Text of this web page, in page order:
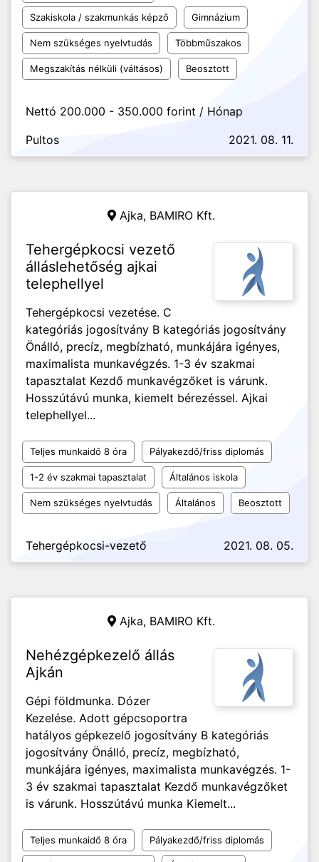
Szakiskola / szakmunkás képző Gimnázium
Nem szükséges nyelvtudás Többműszakos
Megszakítás nélküli (váltásos) Beosztott
Nettó 200.000 - 350.000 forint / Hónap
Pultos
2021. 08. 11.
Ajka, BAMIRO Kft.
Tehergépkocsi vezető
álláslehetőség ajkai
telephellyel
Tehergépkocsi vezetése. C
kategóriás jogosítvány B kategóriás jogosítvány
Önálló, precíz, megbízható, munkájára igényes,
maximalista munkavégzés. 1-3 év szakmai
tapasztalat Kezdő munkavégzőket is várunk.
Hosszútávú munka, kiemelt bérezéssel. Ajkai
telephellyel...
Teljes munkaidő 8 óra Pályakezdő/friss diplomás
1-2 év szakmai tapasztalat Általános iskola
Nem szükséges nyelvtudás Általános Beosztott
Tehergépkocsi-vezető 2021. 08. 05.
Ajka, BAMIRO Kft.
Nehézgépkezelő állás
Ajkán
Gépi földmunka. Dózer
Kezelése. Adott gépcsoportra
hatályos gépkezelő jogosítvány B kategóriás
jogosítvány Önálló, precíz, megbízható,
munkájára igényes, maximalista munkavégzés. 1-
3 év szakmai tapasztalat Kezdő munkavégzőket
is várunk. Hosszútávú munka Kiemelt...
Teljes munkaidő 8 óra Pályakezdő/friss diplomás